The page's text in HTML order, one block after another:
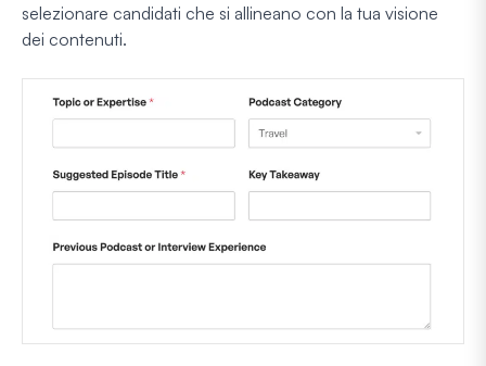
selezionare candidati che si allineano con la tua visione
dei contenuti.